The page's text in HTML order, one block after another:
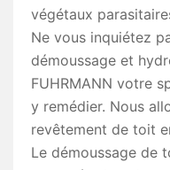
végétaux
Ne vous inquiétez
démoussage et
FUHRMANN votre
y remédier. Nous
revêtement de toit
Le démoussage de